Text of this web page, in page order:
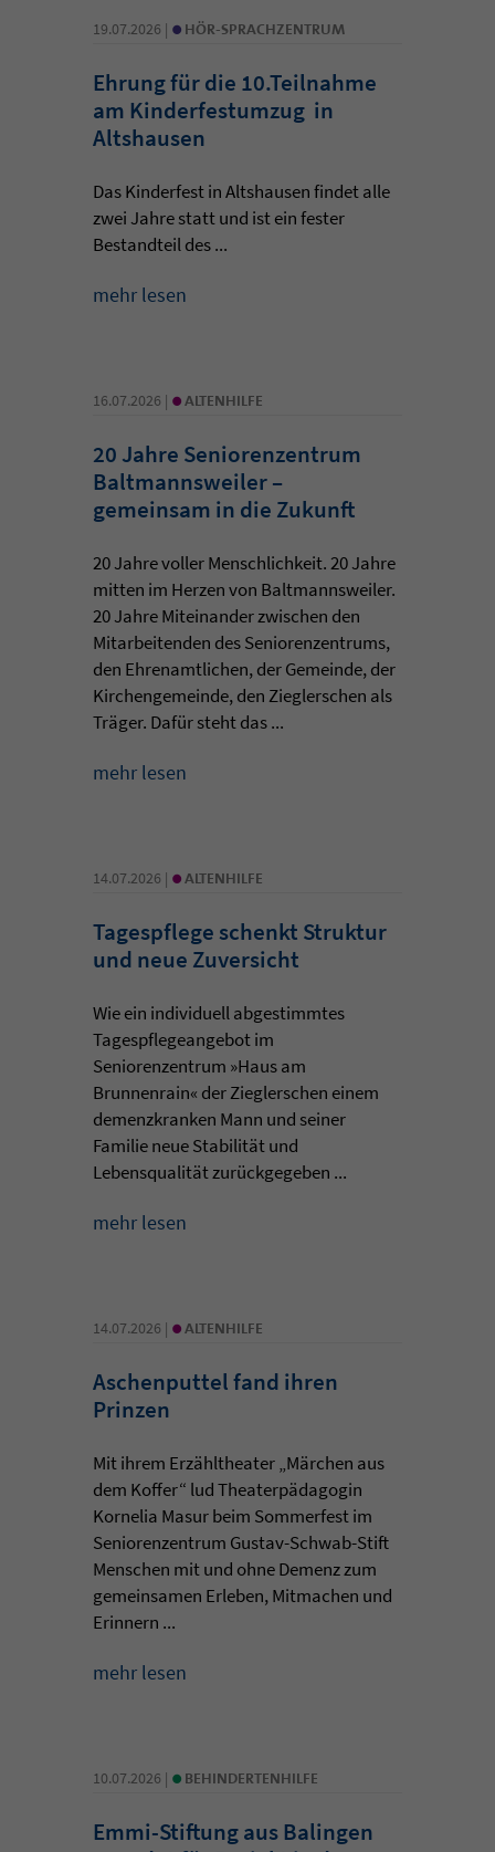
19.07.2026 | • HÖR-SPRACHZENTRUM
Ehrung für die 10.Teilnahme
am Kinderfestumzug in
Altshausen
Das Kinderfest in Altshausen findet alle
zwei Jahre statt und ist ein fester
Bestandteil des ...
mehr lesen
16.07.2026 | • ALTENHILFE
20 Jahre Seniorenzentrum
Baltmannsweiler –
gemeinsam in die Zukunft
20 Jahre voller Menschlichkeit. 20 Jahre
mitten im Herzen von Baltmannsweiler.
20 Jahre Miteinander zwischen den
Mitarbeitenden des Seniorenzentrums,
den Ehrenamtlichen, der Gemeinde, der
Kirchengemeinde, den Zieglerschen als
Träger. Dafür steht das ...
mehr lesen
14.07.2026 | • ALTENHILFE
Tagespflege schenkt Struktur
und neue Zuversicht
Wie ein individuell abgestimmtes
Tagespflegeangebot im
Seniorenzentrum »Haus am
Brunnenrain« der Zieglerschen einem
demenzkranken Mann und seiner
Familie neue Stabilität und
Lebensqualität zurückgegeben ...
mehr lesen
14.07.2026 | • ALTENHILFE
Aschenputtel fand ihren
Prinzen
Mit ihrem Erzähltheater „Märchen aus
dem Koffer“ lud Theaterpädagogin
Kornelia Masur beim Sommerfest im
Seniorenzentrum Gustav-Schwab-Stift
Menschen mit und ohne Demenz zum
gemeinsamen Erleben, Mitmachen und
Erinnern ...
mehr lesen
10.07.2026 | • BEHINDERTENHILFE
Emmi-Stiftung aus Balingen